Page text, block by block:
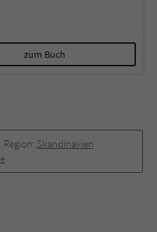
zum Buch
Region: Skandinavien